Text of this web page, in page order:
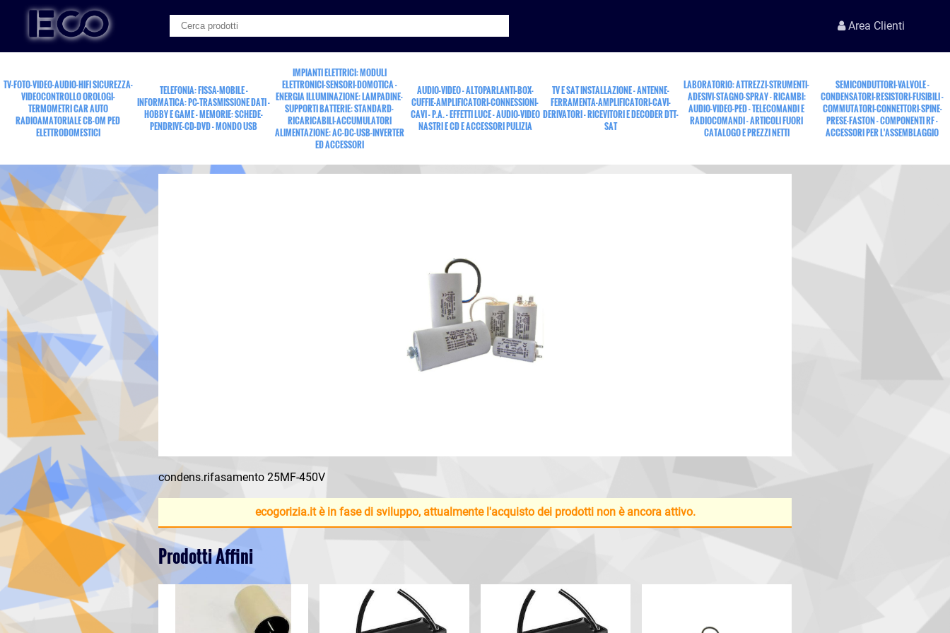
Area Clienti
TV-FOTO-VIDEO-AUDIO-HIFI SICUREZZA-
VIDEOCONTROLLO OROLOGI-
TERMOMETRI CAR AUTO
RADIOAMATORIALE CB-OM PED
ELETTRODOMESTICI
TELEFONIA: FISSA-MOBILE -
INFORMATICA: PC-TRASMISSIONE DATI -
HOBBY E GAME - MEMORIE: SCHEDE-
PENDRIVE-CD-DVD - MONDO USB
IMPIANTI ELETTRICI: MODULI
ELETTRONICI-SENSORI-DOMOTICA -
ENERGIA ILLUMINAZIONE: LAMPADINE-
SUPPORTI BATTERIE: STANDARD-
RICARICABILI-ACCUMULATORI
ALIMENTAZIONE: AC-DC-USB-INVERTER
ED ACCESSORI
AUDIO-VIDEO - ALTOPARLANTI-BOX-
CUFFIE-AMPLIFICATORI-CONNESSIONI-
CAVI - P.A. - EFFETTI LUCE - AUDIO-VIDEO
NASTRI E CD E ACCESSORI PULIZIA
TV E SAT INSTALLAZIONE - ANTENNE-
FERRAMENTA-AMPLIFICATORI-CAVI-
DERIVATORI - RICEVITORI E DECODER DTT-
SAT
LABORATORIO: ATTREZZI-STRUMENTI-
ADESIVI-STAGNO-SPRAY - RICAMBI:
AUDIO-VIDEO-PED - TELECOMANDI E
RADIOCOMANDI - ARTICOLI FUORI
CATALOGO E PREZZI NETTI
SEMICONDUTTORI-VALVOLE -
CONDENSATORI-RESISTORI-FUSIBILI -
COMMUTATORI-CONNETTORI-SPINE-
PRESE-FASTON - COMPONENTI RF -
ACCESSORI PER L'ASSEMBLAGGIO
condens.rifasamento 25MF-450V
condens.rifasamento 25MF-450V
ecogorizia.it è in fase di sviluppo, attualmente l'acquisto dei prodotti non è ancora attivo.
Prodotti Affini